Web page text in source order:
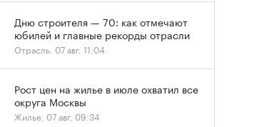
Дню строителя — 70: как отмечают
юбилей и главные рекорды отрасли
Отрасль, 07 авг, 11:04
Рост цен на жилье в июле охватил все
округа Москвы
Жилье, 07 авг, 09:34